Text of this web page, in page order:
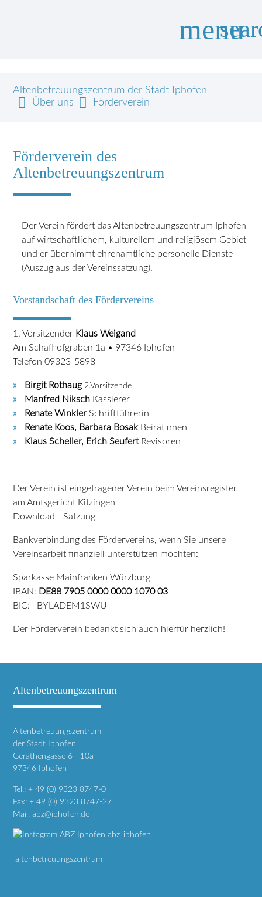
menu
Altenbetreuungszentrum der Stadt Iphofen
Über uns
Förderverein
Förderverein des
Altenbetreuungszentrum
Der Verein fördert das Altenbetreuungszentrum Iphofen
auf wirtschaftlichem, kulturellem und religiösem Gebiet
und er übernimmt ehrenamtliche personelle Dienste
(Auszug aus der Vereinssatzung).
Vorstandschaft des Fördervereins
1. Vorsitzender Klaus Weigand
Am Schafhofgraben 1a • 97346 Iphofen
Telefon 09323-5898
Birgit Rothaug 2.Vorsitzende
Manfred Niksch Kassierer
Renate WinklerSchriftführerin
Renate Koos, Barbara Bosak Beirätinnen
Klaus Scheller, Erich Seufert Revisoren
Der Verein ist eingetragener Verein beim Vereinsregister
am Amtsgericht Kitzingen
Download - Satzung
Bankverbindung des Fördervereins, wenn Sie unsere
Vereinsarbeit finanziell unterstützen möchten:
Sparkasse Mainfranken Würzburg
IBAN: DE88 7905 0000 0000 1070 03
BIC: BYLADEM1SWU
Der Förderverein bedankt sich auch hierfür herzlich!
Altenbetreuungszentrum
Altenbetreuungszentrum
der Stadt Iphofen
Geräthengasse 6 - 10a
97346 Iphofen
Tel.: + 49 (0) 9323 8747-0
Fax: + 49 (0) 9323 8747-27
Mail:abz@iphofen.de
abz_iphofen
altenbetreuungszentrum